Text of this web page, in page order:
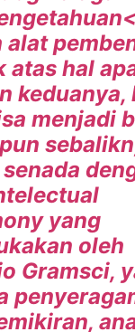
alat
atas hal
keduanya,
menjadi
yang
oleh
Gramsci,